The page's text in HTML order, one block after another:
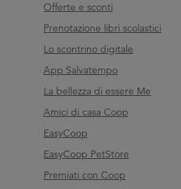
Offerte e sconti
Prenotazione libri scolastici
Lo scontrino digitale
App Salvatempo
La bellezza di essere Me
Amici di casa Coop
EasyCoop
EasyCoop PetStore
Premiati con Coop